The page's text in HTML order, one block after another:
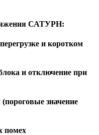
САТУРН:
и коротком
и отключение при
значение
помех